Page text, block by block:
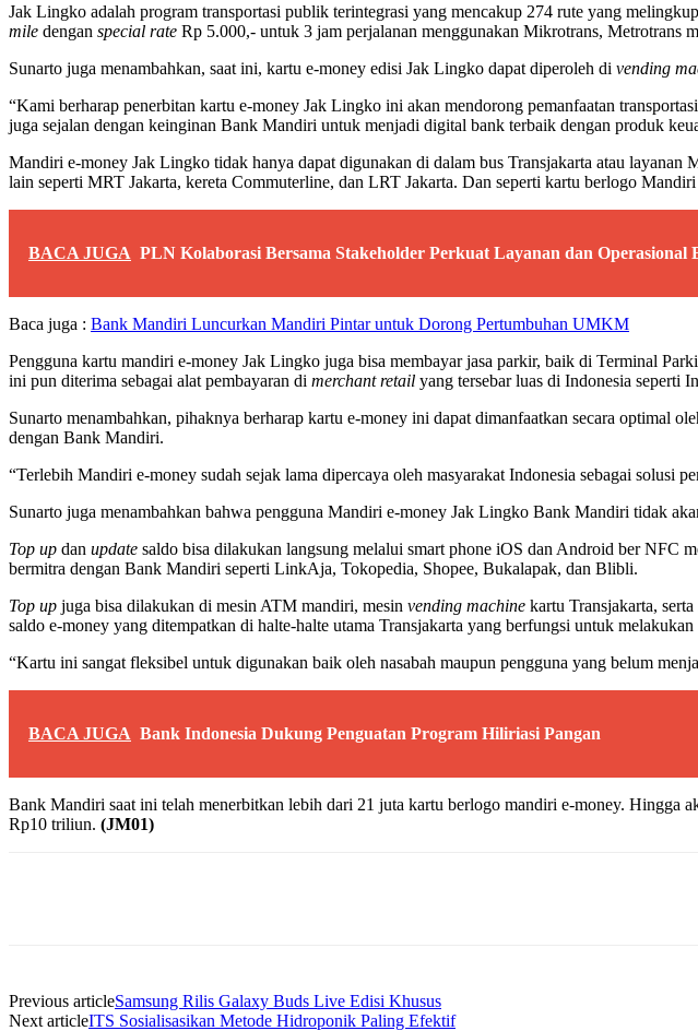
Jak Lingko adalah program transportasi publik terintegrasi yang mencakup 274 rute yang
mile dengan special rate Rp 5.000,- untuk 3 jam perjalanan menggunakan Mikrotrans, Metrotrans
Sunarto juga menambahkan, saat ini, kartu e-money edisi Jak Lingko dapat diperoleh di vending
“Kami berharap penerbitan kartu e-money Jak Lingko ini akan mendorong pemanfaatan
juga sejalan dengan keinginan Bank Mandiri untuk menjadi digital bank terbaik dengan produk
Mandiri e-money Jak Lingko tidak hanya dapat digunakan di dalam bus Transjakarta atau
lain seperti MRT Jakarta, kereta Commuterline, dan LRT Jakarta. Dan seperti kartu berlogo
BACA JUGA PLN Kolaborasi Bersama Stakeholder Perkuat Layanan dan Operasional
Baca juga : Bank Mandiri Luncurkan Mandiri Pintar untuk Dorong Pertumbuhan UMKM
Pengguna kartu mandiri e-money Jak Lingko juga bisa membayar jasa parkir, baik di Terminal
ini pun diterima sebagai alat pembayaran di merchant retail yang tersebar luas di Indonesia seperti
Sunarto menambahkan, pihaknya berharap kartu e-money ini dapat dimanfaatkan secara optimal
dengan Bank Mandiri.
“Terlebih Mandiri e-money sudah sejak lama dipercaya oleh masyarakat Indonesia sebagai solusi
Sunarto juga menambahkan bahwa pengguna Mandiri e-money Jak Lingko Bank Mandiri tidak
Top up dan update saldo bisa dilakukan langsung melalui smart phone iOS dan Android ber NFC
bermitra dengan Bank Mandiri seperti LinkAja, Tokopedia, Shopee, Bukalapak, dan Blibli.
Top up juga bisa dilakukan di mesin ATM mandiri, mesin vending machine kartu Transjakarta, serta
saldo e-money yang ditempatkan di halte-halte utama Transjakarta yang berfungsi untuk melakukan
“Kartu ini sangat fleksibel untuk digunakan baik oleh nasabah maupun pengguna yang belum
BACA JUGA Bank Indonesia Dukung Penguatan Program Hiliriasi Pangan
Bank Mandiri saat ini telah menerbitkan lebih dari 21 juta kartu berlogo mandiri e-money. Hingga
Rp10 triliun. (JM01)
Previous articleSamsung Rilis Galaxy Buds Live Edisi Khusus
Next articleITS Sosialisasikan Metode Hidroponik Paling Efektif